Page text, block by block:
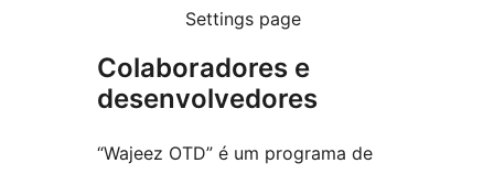
Settings page
Colaboradores e
desenvolvedores
“Wajeez OTD” é um programa de